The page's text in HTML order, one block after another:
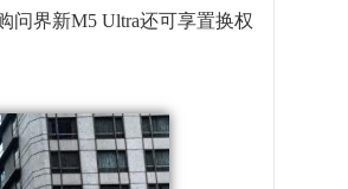
问界新M5 Ultra还可享置换权